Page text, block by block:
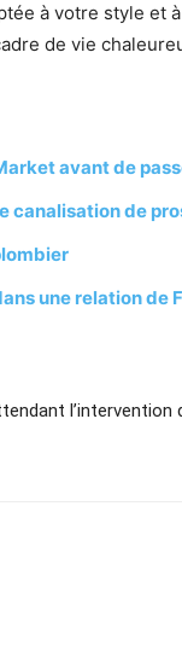
à votre style
de vie
avant de
canalisation de
une relation de
l’intervention